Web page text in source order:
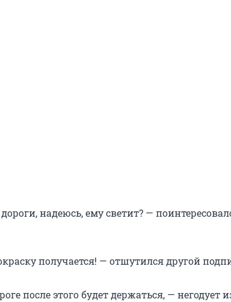
надеюсь, ему светит? —
получается! — отшутился другой
после этого будет держаться, — негодует